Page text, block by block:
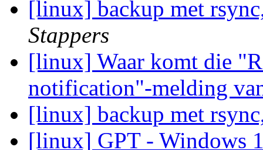
[linux] backup met
Stappers
[linux] Waar komt die
notification"-melding
[linux] backup met
[linux] GPT - Windows